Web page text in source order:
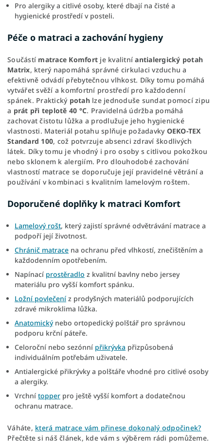
Pro alergiky a citlivé osoby, které dbají na čisté a
hygienické prostředí v posteli.
Péče o matraci a zachování hygieny
Součástí matrace Komfort je kvalitníantialergický potah
Matrix, který napomáhá správné cirkulaci vzduchu a
efektivně odvádí přebytečnou vlhkost. Díky tomu pomáhá
vytvářet svěží a komfortní prostředí pro každodenní
spánek. Praktický potahlze jednoduše sundat pomocí zipu
a prát při teplotě 40 °C. Pravidelná údržba pomáhá
zachovat čistotu lůžka a prodlužuje jeho hygienické
vlastnosti. Materiál potahu splňuje požadavky OEKO-TEX
Standard 100, což potvrzuje absenci zdraví škodlivých
látek. Díky tomu je vhodný i pro osoby s citlivou pokožkou
nebo sklonem k alergiím. Pro dlouhodobé zachování
vlastností matrace se doporučuje její pravidelné větrání a
používání v kombinaci s kvalitním lamelovým roštem.
Doporučené doplňky k matraci Komfort
Lamelový rošt, který zajistí správné odvětrávání matrace a
podpoří její životnost.
Chránič matrace na ochranu před vlhkostí, znečištěním a
každodenním opotřebením.
Napínací prostěradlo z kvalitní bavlny nebo jersey
materiálu pro vyšší komfort spánku.
Ložní povlečení z prodyšných materiálů podporujících
zdravé mikroklima lůžka.
Anatomickýnebo ortopedický polštář pro správnou
podporu krční páteře.
Celoroční nebo sezónní přikrývka přizpůsobená
individuálním potřebám uživatele.
Antialergické přikrývky a polštáře vhodné pro citlivé osoby
a alergiky.
Vrchní topper pro ještě vyšší komfort a dodatečnou
ochranu matrace.
Váháte, která matrace vám přinese dokonalý odpočinek?
Přečtěte si náš článek, kde vám s výběrem rádi pomůžeme.